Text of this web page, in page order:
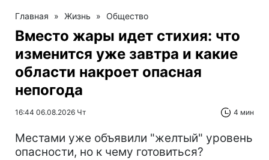
Главная » Жизнь » Общество
Вместо жары идет стихия: что
изменится уже завтра и какие
области накроет опасная
непогода
16:44 06.08.2026 Чт 4 мин
Местами уже объявили "желтый" уровень
опасности, но к чему готовиться?